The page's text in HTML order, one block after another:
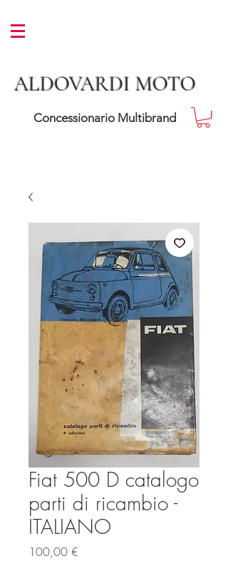
ALDOVARDI MOTO
Concessionario Multibrand
Fiat 500 D catalogo
parti di ricambio -
ITALIANO
100,00 €